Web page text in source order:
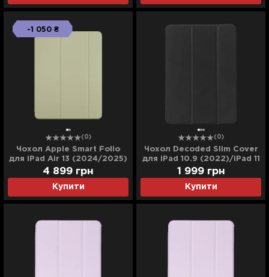
-1 050 ₴
(0)
Чохол Apple Smart Folio
для iPad Air 13 (2024/2025)
(Sage)
Купити
4 899 грн
(0)
Чохол Decoded Slim Cover
для iPad 10.9 (2022)/iPad 11
(2025) (Charcoal)
Купити
1 999 грн